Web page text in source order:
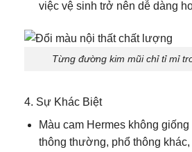
việc vệ sinh trở nên dễ dàng
Từng đường kim mũi chỉ tỉ mỉ
4. Sự Khác Biệt
Màu cam Hermes không
thông thường, phổ thông